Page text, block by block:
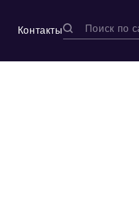
Контакты